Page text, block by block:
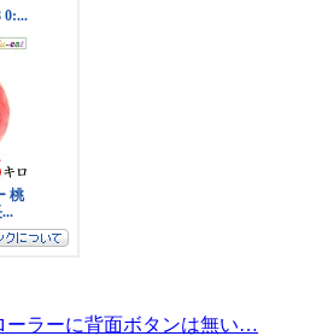
ーラーに背面ボタンは無い…